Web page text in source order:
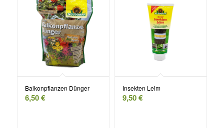
Balkonpflanzen Dünger
6,50€
Insekten Leim
9,50€